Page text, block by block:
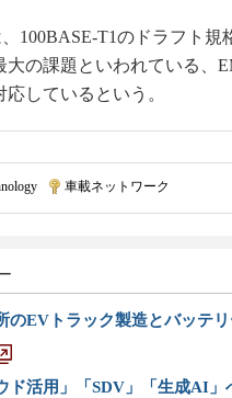
100BASE-T1のドラフト規
大の課題といわれている、
しているという。
車載ネットワーク
のEVトラック製造とバッテ
ド活用」「SDV」「生成AI」